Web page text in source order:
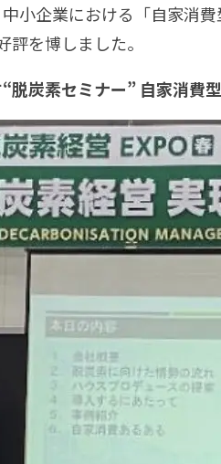
小企業における「自家消
評を博しました。
炭素セミナー” 自家消費